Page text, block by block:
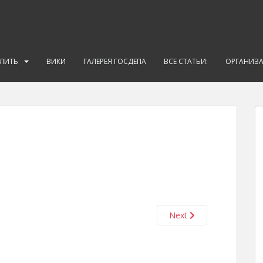
ВИКИ ГАЛЕРЕЯ ГОСДЕПА ВСЕ СТАТЬИ:
Next